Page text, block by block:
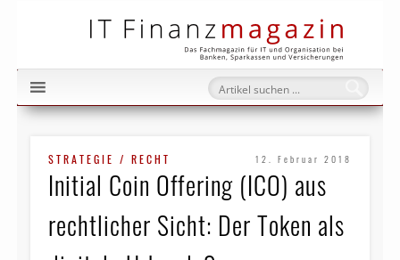
STRATEGIE / RECHT 12. Februar 2018
Initial Coin Offering (ICO) aus
rechtlicher Sicht: Der Token als